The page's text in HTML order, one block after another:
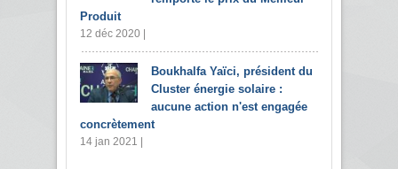
Produit
12 déc 2020 |
Boukhalfa Yaïci, président du
Cluster énergie solaire :
aucune action n'est engagée
concrètement
14 jan 2021 |